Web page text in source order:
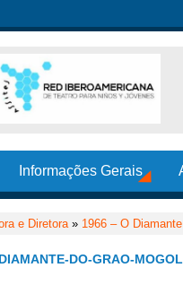
Informações Gerais
e Diretora» 1966 – O
DO-GRAO-